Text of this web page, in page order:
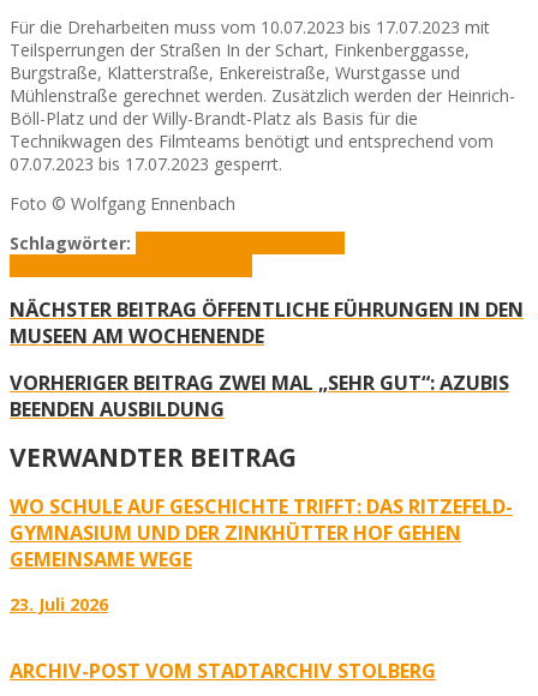
Für die Dreharbeiten muss vom 10.07.2023 bis 17.07.2023 mit
Teilsperrungen der Straßen In der Schart, Finkenberggasse,
Burgstraße, Klatterstraße, Enkereistraße, Wurstgasse und
Mühlenstraße gerechnet werden. Zusätzlich werden der Heinrich-
Böll-Platz und der Willy-Brandt-Platz als Basis für die
Technikwagen des Filmteams benötigt und entsprechend vom
07.07.2023 bis 17.07.2023 gesperrt.
Foto © Wolfgang Ennenbach
Schlagwörter:
NÄCHSTER BEITRAG ÖFFENTLICHE FÜHRUNGEN IN DEN
MUSEEN AM WOCHENENDE
VORHERIGER BEITRAG ZWEI MAL „SEHR GUT“: AZUBIS
BEENDEN AUSBILDUNG
VERWANDTER BEITRAG
WO SCHULE AUF GESCHICHTE TRIFFT: DAS RITZEFELD-
GYMNASIUM UND DER ZINKHÜTTER HOF GEHEN
GEMEINSAME WEGE
23. Juli 2026
ARCHIV-POST VOM STADTARCHIV STOLBERG